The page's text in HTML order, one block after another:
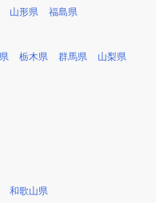
山形県 福島県
栃木県 群馬県 山梨県
和歌山県